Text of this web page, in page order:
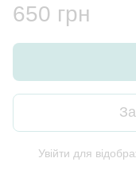
650 грн
Увійти для